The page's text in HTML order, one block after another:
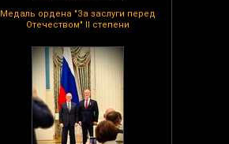
Медаль ордена "За заслуги перед
Отечеством" II степени